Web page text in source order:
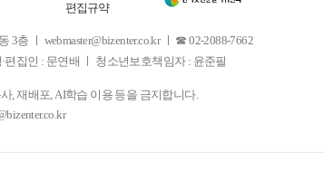
편집규약
ㅣ webmaster@bizenter.co.kr ㅣ ☎ 02-2088-7662
편집인 : 문연배 ㅣ 청소년보호책임자 : 윤준필
, 재배포, AI학습 이용 등을 금지합니다.